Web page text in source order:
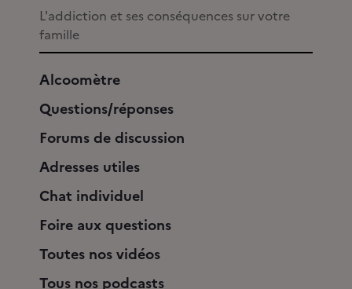
L'addiction et ses conséquences sur votre
famille
Alcoomètre
Questions/réponses
Forums de discussion
Adresses utiles
Chat individuel
Foire aux questions
Toutes nos vidéos
Tous nos podcasts